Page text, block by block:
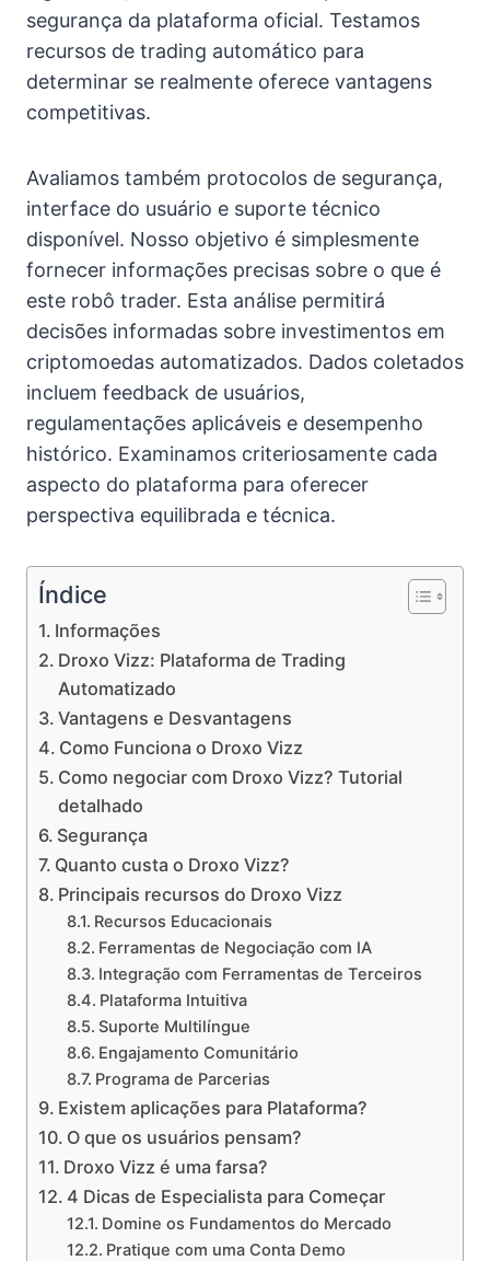
segurança da plataforma oficial. Testamos
recursos de trading automático para
determinar se realmente oferece vantagens
competitivas.
Avaliamos também protocolos de segurança,
interface do usuário e suporte técnico
disponível. Nosso objetivo é simplesmente
fornecer informações precisas sobre o que é
este robô trader. Esta análise permitirá
decisões informadas sobre investimentos em
criptomoedas automatizados. Dados coletados
incluem feedback de usuários,
regulamentações aplicáveis e desempenho
histórico. Examinamos criteriosamente cada
aspecto do plataforma para oferecer
perspectiva equilibrada e técnica.
Índice
Informações
Droxo Vizz: Plataforma de Trading
Automatizado
Vantagens e Desvantagens
Como Funciona o Droxo Vizz
Como negociar com Droxo Vizz? Tutorial
detalhado
Segurança
Quanto custa o Droxo Vizz?
Principais recursos do Droxo Vizz
Recursos Educacionais
Ferramentas de Negociação com IA
Integração com Ferramentas de Terceiros
Plataforma Intuitiva
Suporte Multilíngue
Engajamento Comunitário
Programa de Parcerias
Existem aplicações para Plataforma?
O que os usuários pensam?
Droxo Vizz é uma farsa?
4 Dicas de Especialista para Começar
Domine os Fundamentos do Mercado
Pratique com uma Conta Demo